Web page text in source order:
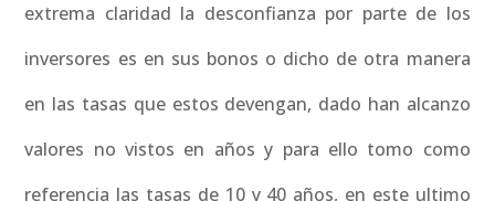
extrema claridad la desconfianza por parte de los
inversores es en sus bonos o dicho de otra manera
en las tasas que estos devengan, dado han alcanzo
valores no vistos en años y para ello tomo como
referencia las tasas de 10 y 40 años, en este ultimo